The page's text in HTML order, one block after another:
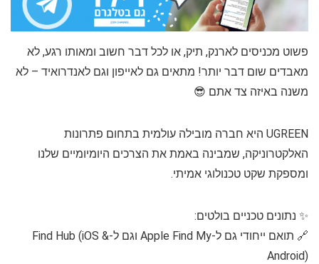
פשוט מכניסים לארנק, תיק, או לכל דבר חשוב ומאותו רגע, לא
מאבדים שום דבר יותר! מתאים גם לאייפון וגם לאנדרואיד – לא
משנה באיזה צד אתם 😎
UGREEN היא חברה מובילה עולמית בתחום פתרונות
האלקטרוניקה, שמבינה באמת את הצרכים היומיומיים שלנו
ומספקת שקט טכנולוגי אמיתי.
✨ נתונים טכניים בולטים:
🔗 תואם ייחודי גם ל-Apple Find My וגם ל-Find Hub (iOS &
Android)